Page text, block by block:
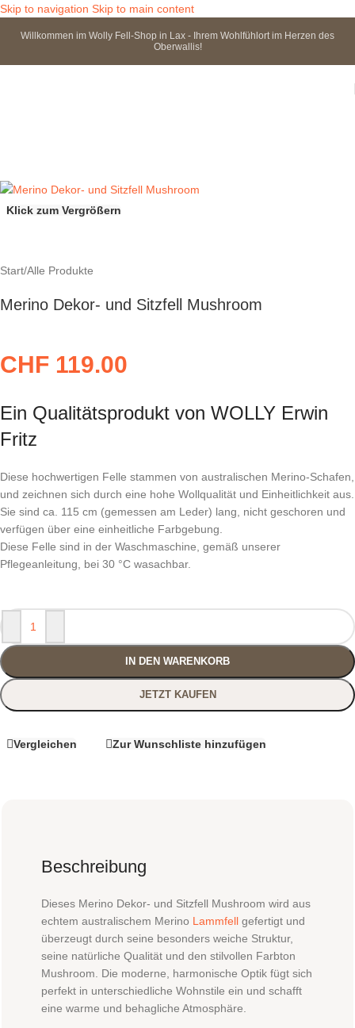
Skip to navigation Skip to main content
Willkommen im Wolly Fell-Shop in Lax - Ihrem Wohlfühlort im Herzen des
Oberwallis!
Klick zum Vergrößern
Start/Alle Produkte
Merino Dekor- und Sitzfell Mushroom
CHF 119.00
Ein Qualitätsprodukt von WOLLY Erwin
Fritz
Diese hochwertigen Felle stammen von australischen Merino-Schafen,
und zeichnen sich durch eine hohe Wollqualität und Einheitlichkeit aus.
Sie sind ca. 115 cm (gemessen am Leder) lang, nicht geschoren und
verfügen über eine einheitliche Farbgebung.
Diese Felle sind in der Waschmaschine, gemäß unserer
Pflegeanleitung, bei 30 °C wasachbar.
IN DEN WARENKORB
JETZT KAUFEN
Vergleichen Zur Wunschliste hinzufügen
Beschreibung
Dieses Merino Dekor- und Sitzfell Mushroom wird aus
echtem australischem Merino Lammfell gefertigt und
überzeugt durch seine besonders weiche Struktur,
seine natürliche Qualität und den stilvollen Farbton
Mushroom. Die moderne, harmonische Optik fügt sich
perfekt in unterschiedliche Wohnstile ein und schafft
eine warme und behagliche Atmosphäre.